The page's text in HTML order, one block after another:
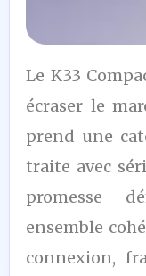
7,5
/10
Le K33
écraser le
prend une
traite avec
promesse
ensemble
connexion,